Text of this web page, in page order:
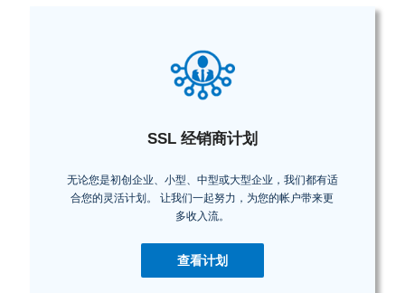
SSL 经销商计划
无论您是初创企业、小型、中型或大型企业，我们都有适
合您的灵活计划。 让我们一起努力，为您的帐户带来更
多收入流。
查看计划